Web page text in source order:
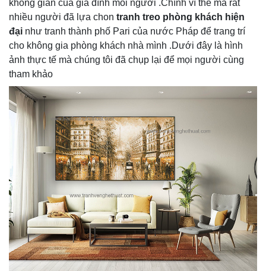
không gian của gia đình mỗi người .Chính vì thế mà rất
nhiều người đã lựa chon tranh treo phòng khách hiện
đại như tranh thành phố Pari của nước Pháp để trang trí
cho không gia phòng khách nhà mình .Dưới đây là hình
ảnh thực tế mà chúng tôi đã chụp lại để mọi người cùng
tham khảo